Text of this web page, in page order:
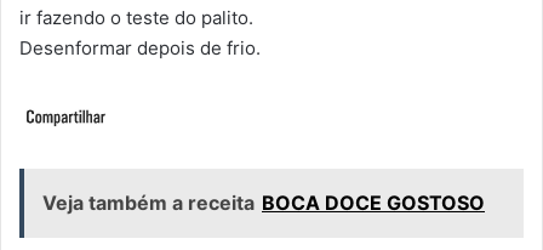
ir fazendo o teste do palito.
Desenformar depois de frio.
Veja também a receita BOCA DOCE GOSTOSO